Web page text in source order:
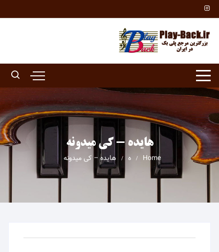
Skip
to
content
هایده - کی میدونه
Home ه هایده – کی میدونه